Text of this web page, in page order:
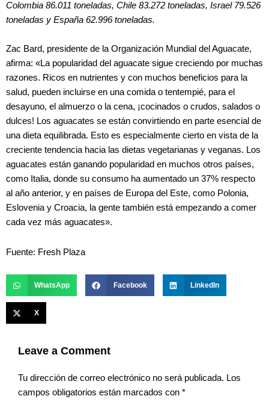
Colombia 86.011 toneladas, Chile 83.272 toneladas, Israel 79.526
toneladas y España 62.996 toneladas.
Zac Bard, presidente de la Organización Mundial del Aguacate,
afirma: «La popularidad del aguacate sigue creciendo por muchas
razones. Ricos en nutrientes y con muchos beneficios para la
salud, pueden incluirse en una comida o tentempié, para el
desayuno, el almuerzo o la cena, ¡cocinados o crudos, salados o
dulces! Los aguacates se están convirtiendo en parte esencial de
una dieta equilibrada. Esto es especialmente cierto en vista de la
creciente tendencia hacia las dietas vegetarianas y veganas. Los
aguacates están ganando popularidad en muchos otros países,
como Italia, donde su consumo ha aumentado un 37% respecto
al año anterior, y en países de Europa del Este, como Polonia,
Eslovenia y Croacia, la gente también está empezando a comer
cada vez más aguacates».
Fuente: Fresh Plaza
WhatsApp Facebook LinkedIn
X
Leave a Comment
Tu dirección de correo electrónico no será publicada. Los
campos obligatorios están marcados con *